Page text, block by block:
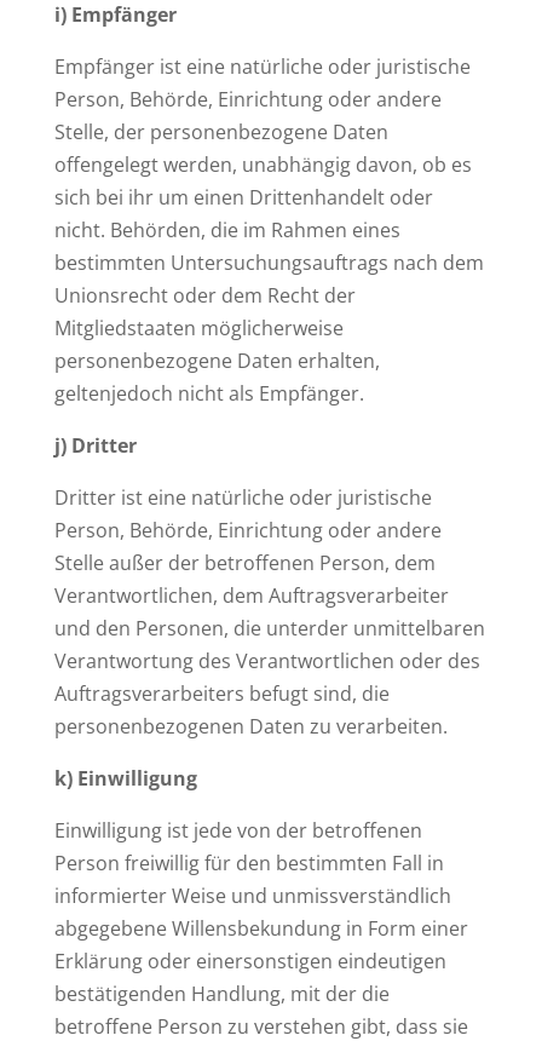
i) Empfänger
Empfänger ist eine natürliche oder juristische
Person, Behörde, Einrichtung oder andere
Stelle, der personenbezogene Daten
offengelegt werden, unabhängig davon, ob es
sich bei ihr um einen Drittenhandelt oder
nicht. Behörden, die im Rahmen eines
bestimmten Untersuchungsauftrags nach dem
Unionsrecht oder dem Recht der
Mitgliedstaaten möglicherweise
personenbezogene Daten erhalten,
geltenjedoch nicht als Empfänger.
j) Dritter
Dritter ist eine natürliche oder juristische
Person, Behörde, Einrichtung oder andere
Stelle außer der betroffenen Person, dem
Verantwortlichen, dem Auftragsverarbeiter
und den Personen, die unterder unmittelbaren
Verantwortung des Verantwortlichen oder des
Auftragsverarbeiters befugt sind, die
personenbezogenen Daten zu verarbeiten.
k) Einwilligung
Einwilligung ist jede von der betroffenen
Person freiwillig für den bestimmten Fall in
informierter Weise und unmissverständlich
abgegebene Willensbekundung in Form einer
Erklärung oder einersonstigen eindeutigen
bestätigenden Handlung, mit der die
betroffene Person zu verstehen gibt, dass sie